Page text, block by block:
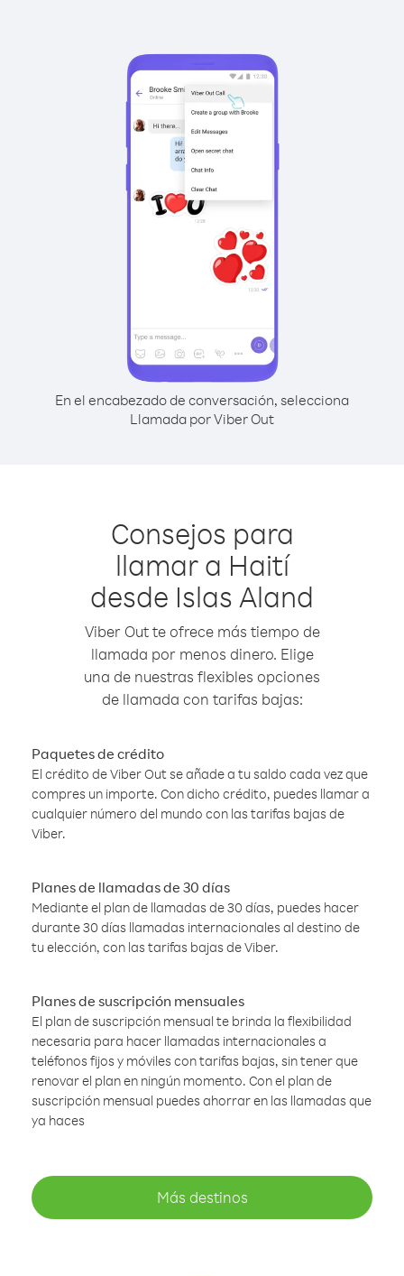
En el encabezado de conversación, selecciona
Llamada por Viber Out
Consejos para
llamar a Haití
desde Islas Aland
Viber Out te ofrece más tiempo de
llamada por menos dinero. Elige
una de nuestras flexibles opciones
de llamada con tarifas bajas:
Paquetes de crédito
El crédito de Viber Out se añade a tu saldo cada vez que
compres un importe. Con dicho crédito, puedes llamar a
cualquier número del mundo con las tarifas bajas de
Viber.
Planes de llamadas de 30 días
Mediante el plan de llamadas de 30 días, puedes hacer
durante 30 días llamadas internacionales al destino de
tu elección, con las tarifas bajas de Viber.
Planes de suscripción mensuales
El plan de suscripción mensual te brinda la flexibilidad
necesaria para hacer llamadas internacionales a
teléfonos fijos y móviles con tarifas bajas, sin tener que
renovar el plan en ningún momento. Con el plan de
suscripción mensual puedes ahorrar en las llamadas que
ya haces
Más destinos